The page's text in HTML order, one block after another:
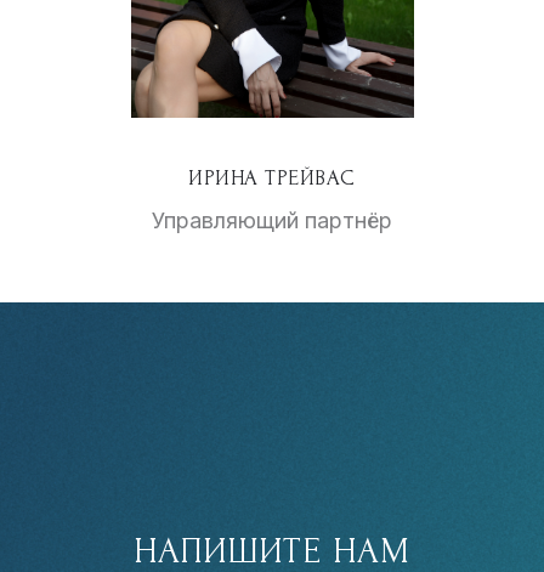
ИРИНА ТРЕЙВАС
Управляющий партнёр
НАПИШИТЕ НАМ